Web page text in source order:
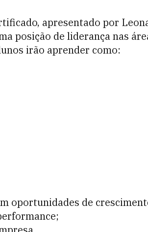
apresentado por
posição de liderança nas
irão aprender como:
oportunidades de